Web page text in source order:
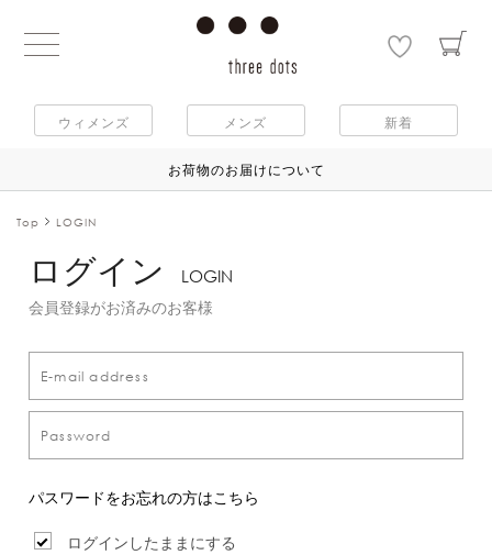
ウィメンズ メンズ 新着
お荷物のお届けについて
Top LOGIN
ログイン LOGIN
会員登録がお済みのお客様
パスワードをお忘れの方はこちら
ログインしたままにする